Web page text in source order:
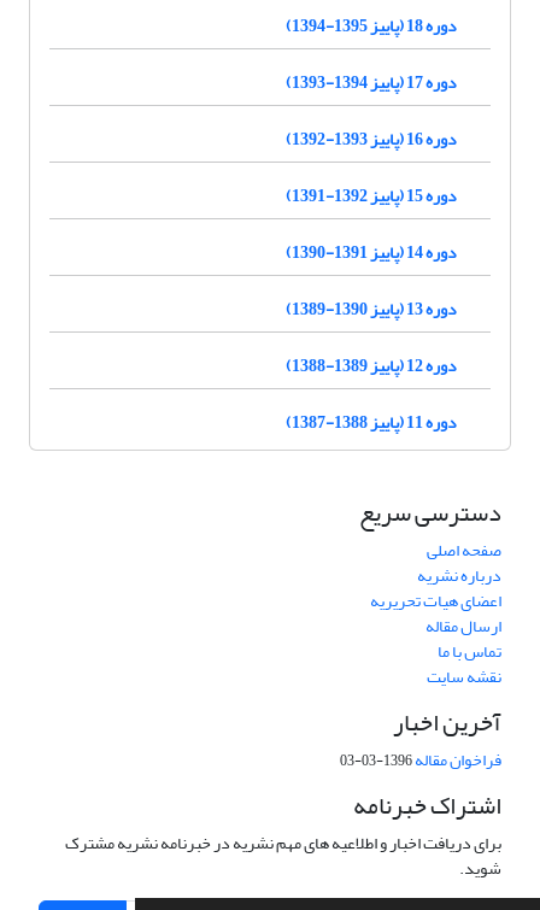
دوره 18 (پاییز 1395-1394)
دوره 17 (پاییز 1394-1393)
دوره 16 (پاییز 1393-1392)
دوره 15 (پاییز 1392-1391)
دوره 14 (پاییز 1391-1390)
دوره 13 (پاییز 1390-1389)
دوره 12 (پاییز 1389-1388)
دوره 11 (پاییز 1388-1387)
دسترسی سریع
صفحه اصلی
درباره نشریه
اعضای هیات تحریریه
ارسال مقاله
تماس با ما
نقشه سایت
آخرین اخبار
فراخوان مقاله1396-03-03
اشتراک خبرنامه
برای دریافت اخبار و اطلاعیه های مهم نشریه در خبرنامه نشریه مشترک
شوید.